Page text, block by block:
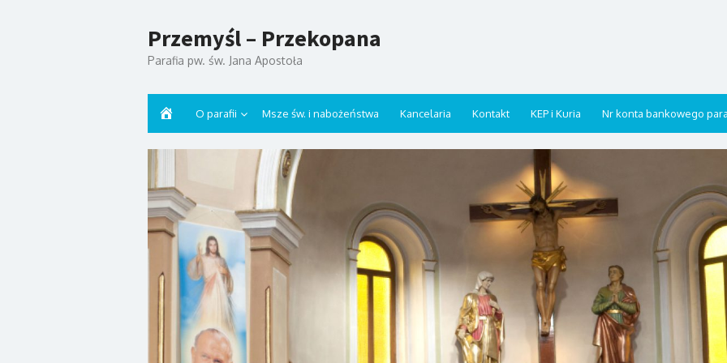
Przemyśl – Przekopana
Parafia pw. św. Jana Apostoła
Strona
główna
O parafii Msze św. i nabożeństwa Kancelaria Kontakt KEP i Kuria Nr konta bankowego